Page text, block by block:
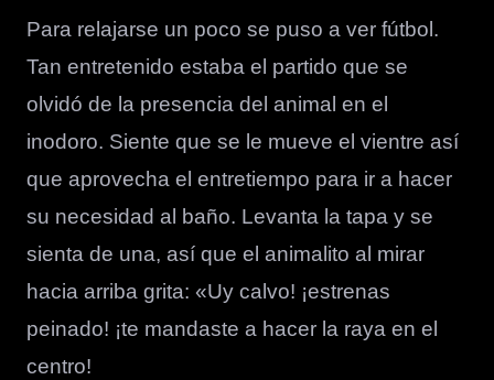
Para relajarse un poco se puso a ver fútbol.
Tan entretenido estaba el partido que se
olvidó de la presencia del animal en el
inodoro. Siente que se le mueve el vientre así
que aprovecha el entretiempo para ir a hacer
su necesidad al baño. Levanta la tapa y se
sienta de una, así que el animalito al mirar
hacia arriba grita: «Uy calvo! ¡estrenas
peinado! ¡te mandaste a hacer la raya en el
centro!